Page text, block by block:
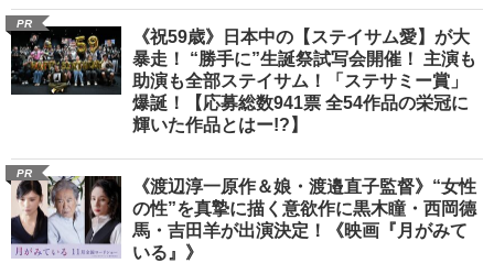
PR
《祝59歳》日本中の【ステイサム愛】が大
暴走！ “勝手に”生誕祭試写会開催！ 主演も
助演も全部ステイサム！「ステサミー賞」
爆誕！【応募総数941票 全54作品の栄冠に
輝いた作品とはー!?】
PR
《渡辺淳一原作＆娘・渡邉直子監督》“女性
の性”を真摯に描く意欲作に黒木瞳・西岡德
馬・吉田羊が出演決定！《映画『月がみて
いる』》